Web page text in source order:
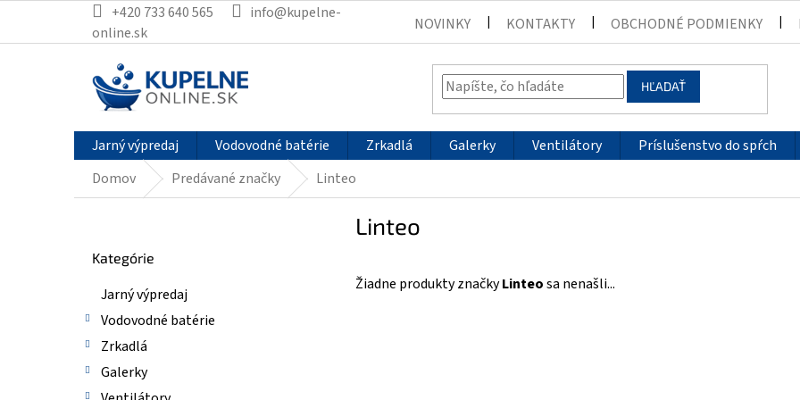
obsah
+420 733 640 565
info@kupelne-
online.sk
NOVINKY KONTAKTY OBCHODNÉ PODMIENKY
HĽADAŤ
Jarný výpredaj Vodovodné batérie Zrkadlá Galerky Ventilátory Príslušenstvo do spŕch
Domov
Predávané značky Linteo
kategórie
Kategórie
Jarný výpredaj
Vodovodné batérie
Zrkadlá
Galerky
Linteo
Žiadne produkty značkyLinteosa nenašli...